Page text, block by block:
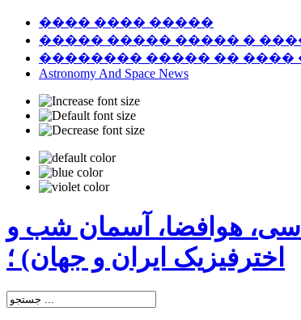
���� ���� �����
����� ����� ����� �
�������� ����� �� ����
Astronomy And Space News
هوافضا، آسمان شب و
اخترفیزیک ایران و جهان) ؛